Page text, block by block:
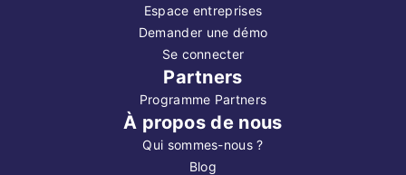
Espace entreprises
Demander une démo
Se connecter
Partners
Programme Partners
À propos de nous
Qui sommes-nous ?
Blog